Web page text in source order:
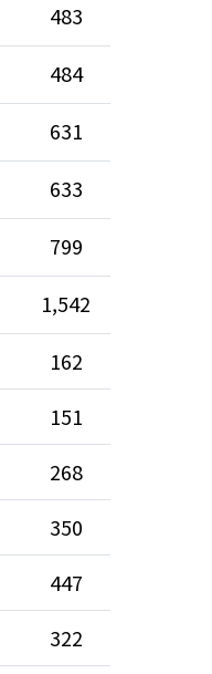
483
484
631
633
799
1,542
162
151
268
350
447
322